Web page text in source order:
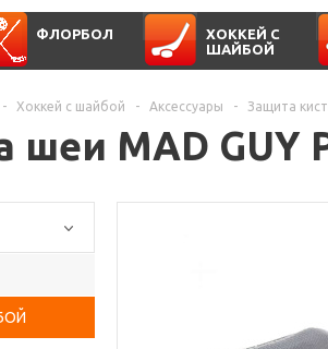
ФЛОРБОЛ
ХОККЕЙ С
ШАЙБОЙ
- Хоккей с шайбой - Аксессуары - Защита
шеи MAD GUY